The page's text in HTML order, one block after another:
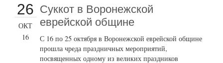
26
ОКТ
16
Суккот в Воронежской
еврейской общине
С 16 по 25 октября в Воронежской еврейской общине
прошла чреда праздничных мероприятий,
посвященных одному из великих праздников